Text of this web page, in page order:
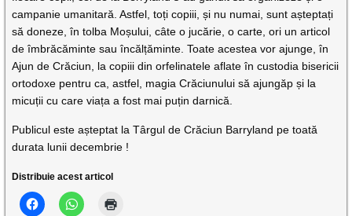
campanie umanitară. Astfel, toți copiii, și nu numai, sunt așteptați
să doneze, în tolba Moșului, câte o jucărie, o carte, ori un articol
de îmbrăcăminte sau încălțăminte. Toate acestea vor ajunge, în
Ajun de Crăciun, la copiii din orfelinatele aflate în custodia bisericii
ortodoxe pentru ca, astfel, magia Crăciunului să ajungăp și la
micuții cu care viața a fost mai puțin darnică.
Publicul este așteptat la Târgul de Crăciun Barryland pe toată
durata lunii decembrie !
Distribuie acest articol